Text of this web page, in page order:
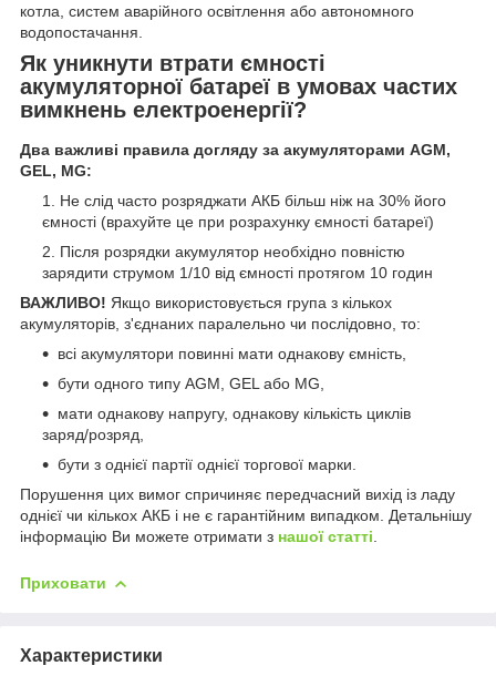
котла, систем аварійного освітлення або автономного
водопостачання.
Як уникнути втрати ємності
акумуляторної батареї в умовах частих
вимкнень електроенергії?
Два важливі правила догляду за акумуляторами AGM,
GEL, MG:
Не слід часто розряджати АКБ більш ніж на 30% його
ємності (врахуйте це при розрахунку ємності батареї)
Після розрядки акумулятор необхідно повністю
зарядити струмом 1/10 від ємності протягом 10 годин
ВАЖЛИВО! Якщо використовується група з кількох
акумуляторів, з'єднаних паралельно чи послідовно, то:
всі акумулятори повинні мати однакову ємність,
бути одного типу AGM, GEL або MG,
мати однакову напругу, однакову кількість циклів
заряд/розряд,
бути з однієї партії однієї торгової марки.
Порушення цих вимог спричиняє передчасний вихід із ладу
однієї чи кількох АКБ і не є гарантійним випадком. Детальнішу
інформацію Ви можете отримати з нашої статті
Приховати
Характеристики